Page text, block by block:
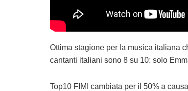
Ottima stagione per la musica italiana
cantanti italiani sono 8 su 10: solo
Top10 FIMI cambiata per il 50% a